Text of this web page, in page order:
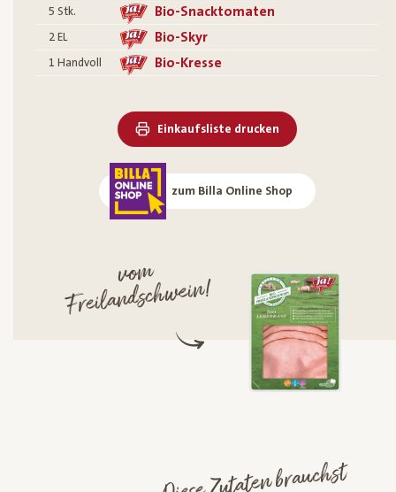
5 Stk. Bio-Snacktomaten
2 EL Bio-Skyr
1 Handvoll Bio-Kresse
Einkaufsliste drucken
zum Billa Online Shop
vo
m
Freilandschwein!